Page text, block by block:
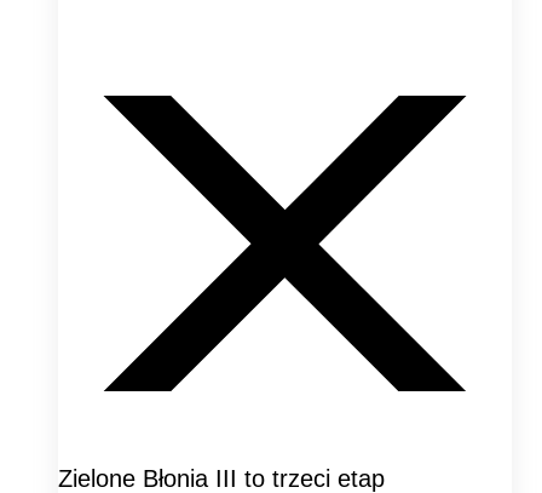
Zielone Błonia III to trzeci etap